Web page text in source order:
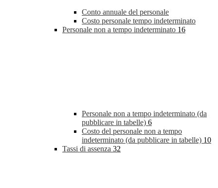
Conto annuale del personale
Costo personale tempo indeterminato
Personale non a tempo indeterminato 16
Personale non a tempo indeterminato (da
pubblicare in tabelle) 6
Costo del personale non a tempo
indeterminato (da pubblicare in tabelle) 10
Tassi di assenza 32